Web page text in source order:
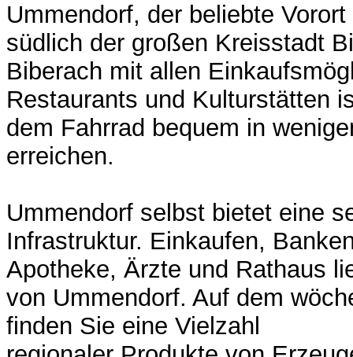
Ummendorf, der beliebte
südlich der großen Kreisstadt
Biberach mit allen
Restaurants und Kulturstätten
dem Fahrrad bequem in
erreichen.
Ummendorf selbst bietet eine
Infrastruktur. Einkaufen,
Apotheke, Ärzte und Rathaus
von Ummendorf. Auf dem
finden Sie eine Vielzahl